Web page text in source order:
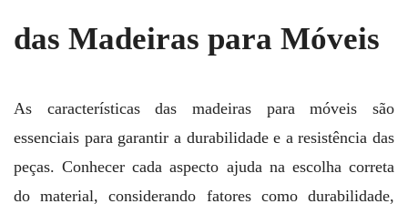
das Madeiras para Móveis
As características das madeiras para móveis são
essenciais para garantir a durabilidade e a resistência das
peças. Conhecer cada aspecto ajuda na escolha correta
do material, considerando fatores como durabilidade,